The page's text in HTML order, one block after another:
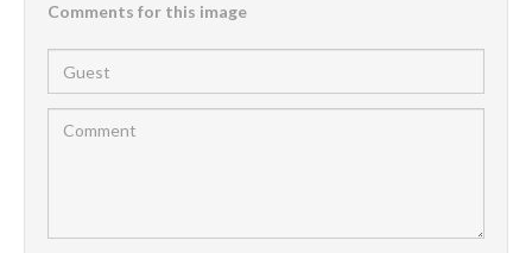
Comments for this image